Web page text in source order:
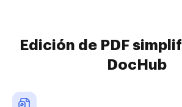
Edición de PDF
DocHub